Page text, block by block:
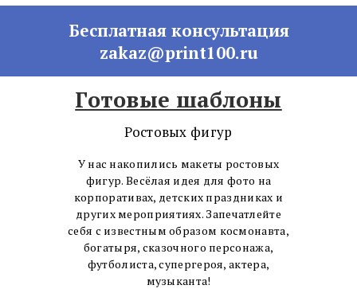
Бесплатная консультация
zakaz@print100.ru
Готовые шаблоны
Ростовых фигур
У нас накопились макеты ростовых
фигур. Весёлая идея для фото на
корпоративах, детских праздниках и
других мероприятиях. Запечатлейте
себя с известным образом космонавта,
богатыря, сказочного персонажа,
футболиста, супергероя, актера,
музыканта!